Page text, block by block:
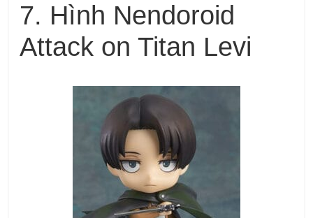
7. Hình Nendoroid
Attack on Titan Levi